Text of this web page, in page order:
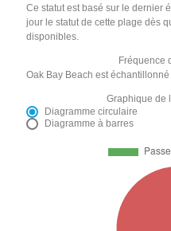
Ce statut est basé sur le dernier
jour le statut de cette plage dès
disponibles.
Fréquence
Oak Bay Beach est
Graphique de
Diagramme circulaire
Diagramme à barres